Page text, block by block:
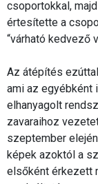
csoportokkal,
értesítette a
“várható kedvező
Az átépítés
ami az egyébként
elhanyagolt
zavaraihoz
szeptember
képek azoktól a
elsőként érkezett